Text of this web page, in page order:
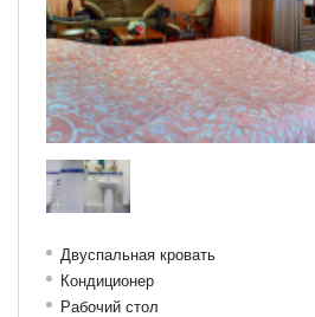
Двуспальная кровать
Кондиционер
Рабочий стол